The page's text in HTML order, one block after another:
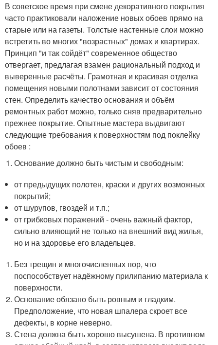
В советское время при смене декоративного покрытия
часто практиковали наложение новых обоев прямо на
старые или на газеты. Толстые настенные слои можно
встретить во многих "возрастных" домах и квартирах.
Принцип "и так сойдёт" современное общество
отвергает, предлагая взамен рациональный подход и
выверенные расчёты. Грамотная и красивая отделка
помещения новыми полотнами зависит от состояния
стен. Определить качество основания и объём
ремонтных работ можно, только сняв предварительно
прежнее покрытие. Опытные мастера выдвигают
следующие требования к поверхностям под поклейку
обоев :
Основание должно быть чистым и свободным:
от предыдущих полотен, краски и других возможных
покрытий;
от шурупов, гвоздей и т.п.;
от грибковых поражений - очень важный фактор,
сильно влияющий не только на внешний вид жилья,
но и на здоровье его владельцев.
Без трещин и многочисленных пор, что
поспособствует надёжному прилипанию материала к
поверхности.
Основание обязано быть ровным и гладким.
Предположение, что новая шпалера скроет все
дефекты, в корне неверно.
Стена должна быть хорошо высушена. В противном